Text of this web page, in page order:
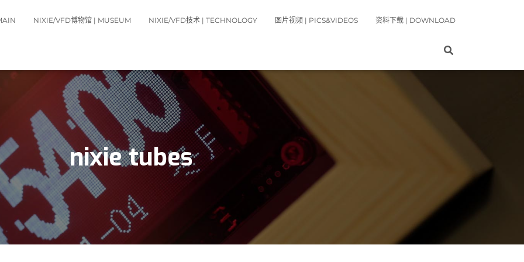
NIXIE/VFD博物馆 | MUSEUM NIXIE/VFD技术 | TECHNOLOGY 图片视频 | PICS&VIDEOS 资料下载 | DOWNLOAD
nixie tubes